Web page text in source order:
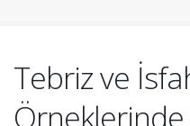
Tebriz ve